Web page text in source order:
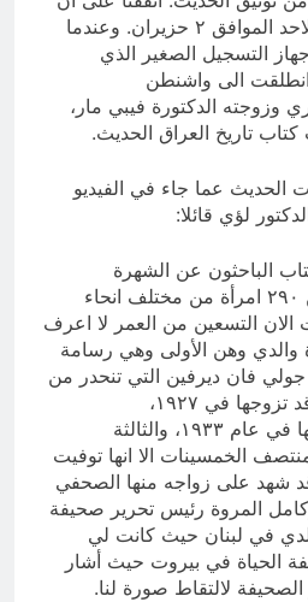
نلتقي في واشنطن يوم الاحد الموافق ٢ حزيران. وعندما
التسجيل الصغير الذي
الى واشنطن
وزوجته الدكتورة فيبي مار،
كتاب تاريخ العراق الحديث.
الحديث عما جاء في الفيديو
لؤي قائلا:
الباحثون عن الشهرة
والانتشار، والدي أكثر من ٢٩٠ امرأة من مختلف انحاء
الان التسعين من العمر لا اعرف
وهن الأولى وهي رسامة
فان ديرفين التي تنحدر من
عائلة ارستقراطية، كان قد تزوجها في ١٩٢٧،
والثانية والدتي وقد تزوجها في عام ١٩٣٣، والثالثة
الخمسينات الا انها توفيت
شهد على زواجه منها الصحفي
المروة رئيس تحرير صحيفة
في لبنان حيث كانت لي
الحياة في بيروت حيث أشار
لالتقاط صورة لنا.